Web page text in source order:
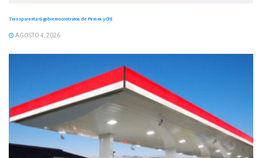
Transparentará gobierno contratos de Pemex y CFE
AGOSTO 4, 2026